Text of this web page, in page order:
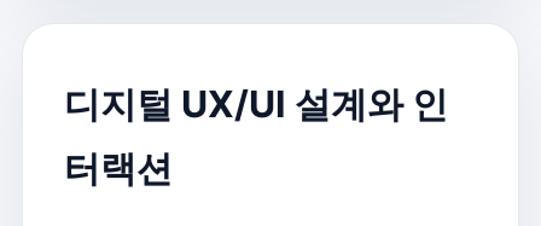
디지털 UX/UI 설계와 인
터랙션